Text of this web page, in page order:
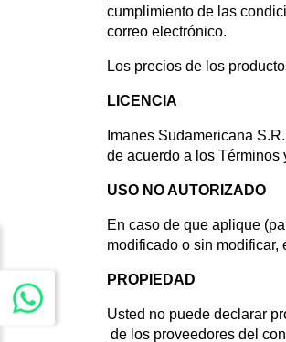
cumplimiento de las
correo electrónico.
Los precios de los
LICENCIA
Imanes Sudamericana
de acuerdo a los Términos
USO NO AUTORIZADO
En caso de que aplique
modificado o sin
PROPIEDAD
Usted no puede declarar
de los proveedores del